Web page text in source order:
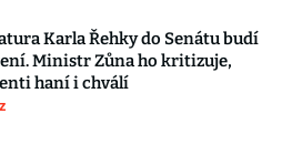
Karla Řehky do Senátu budí
Ministr Zůna ho kritizuje,
haní i chválí